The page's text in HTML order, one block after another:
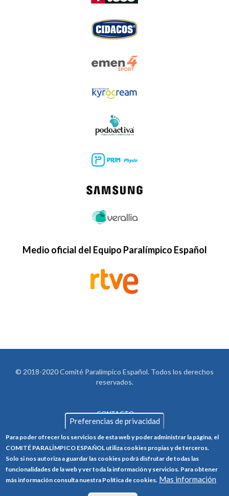
Medio oficial del Equipo Paralímpico Español
© 2018-2020 Comité Paralímpico Español. Todos los derechos
reservados.
FOOTER
CONTACTO
POLÍTICA DE PRIVACIDAD
POLÍTICA DE COOKIES
CANAL ÉTICO
Preferencias de privacidad
Para poder ofrecer los servicios de esta web y poder administrar la página, el
COMITÉ PARALÍMPICO ESPAÑOL utiliza cookies propias y de terceros.
Solo si nos autoriza a guardar las cookies podrá disfrutar de todas las
funcionalidades de la web y ver toda la información y servicios. Para obtener
más información consulta nuestra Política de cookies. Mas información